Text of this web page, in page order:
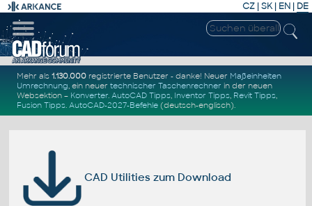
CZ | SK| EN | DE
Mehr als1.130.000 registrierte Benutzer - danke! Neuer Maßeinheiten
Umrechnung, ein neuertechnischer Taschenrechner in der neuen
Websektion – Konverter.AutoCAD Tipps, Inventor Tipps, Revit Tipps,
Fusion Tipps.AutoCAD-2027-Befehle (deutsch-englisch).
CAD Utilities zum Download